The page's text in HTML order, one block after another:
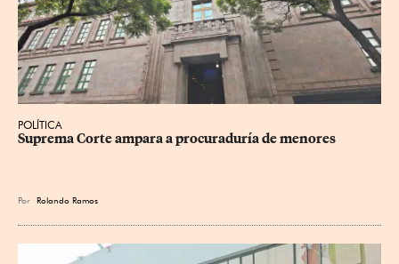
POLÍTICA
Suprema Corte ampara a procuraduría de menores
Por Rolando Ramos